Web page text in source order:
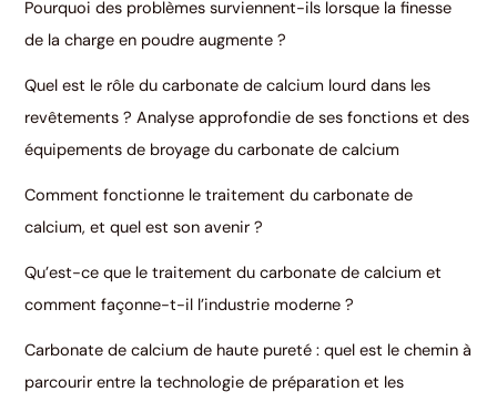
Pourquoi des problèmes surviennent-ils lorsque la finesse
de la charge en poudre augmente ?
Quel est le rôle du carbonate de calcium lourd dans les
revêtements ? Analyse approfondie de ses fonctions et des
équipements de broyage du carbonate de calcium
Comment fonctionne le traitement du carbonate de
calcium, et quel est son avenir ?
Qu’est-ce que le traitement du carbonate de calcium et
comment façonne-t-il l’industrie moderne ?
Carbonate de calcium de haute pureté : quel est le chemin à
parcourir entre la technologie de préparation et les